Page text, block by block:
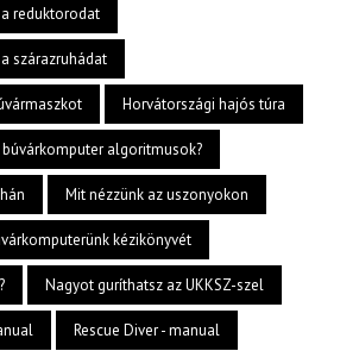
reduktorodat
szárazruhádat
Horvátországi hajós túra
algoritmusok?
Mit nézzünk az uszonyokon
kézikönyvét
Nagyot guríthatsz az UKKSZ-szel
Rescue Diver - manual